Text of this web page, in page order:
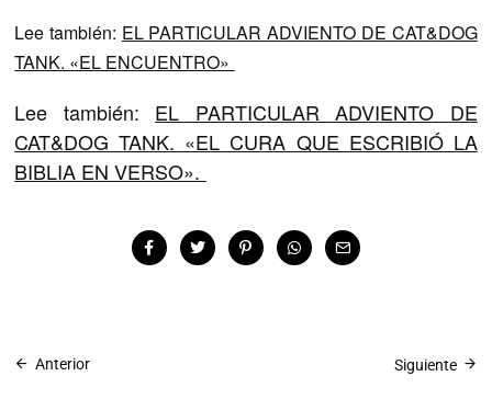
Lee también: EL PARTICULAR ADVIENTO DE CAT&DOG
TANK. «EL ENCUENTRO»
Lee también: EL PARTICULAR ADVIENTO DE
CAT&DOG TANK. «EL CURA QUE ESCRIBIÓ LA
BIBLIA EN VERSO».
Anterior Siguiente